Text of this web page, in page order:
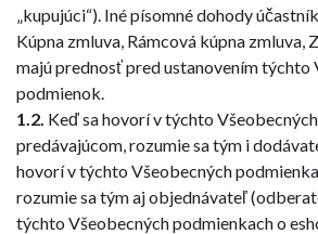
„kupujúci“). Iné písomné dohody
Kúpna zmluva, Rámcová kúpna zmluva,
majú prednosť pred ustanovením týchto
podmienok.
1.2. Keď sa hovorí v týchto
predávajúcom, rozumie sa tým i
hovorí v týchto Všeobecných
rozumie sa tým aj objednávateľ
týchto Všeobecných podmienkach o